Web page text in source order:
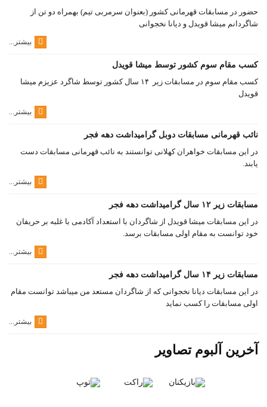
حضور در مسابقات قهرمانی کشور (بعنوان سرمربی تیم) بهمراه دو تن از
شاگردانم میشا قویدل و دیانا نخجوانی
بیشتر...
کسب مقام سوم کشور توسط میشا قویدل
کسب مقام سوم در مسابقات زیر ۱۴ سال کشور توسط شاگرد عزیزم میشا
قویدل
بیشتر...
نائب قهرمانی مسابقات دوبل گرامیداشت دهه فجر
در این مسابقات خواهران کهلانی توانستند به نائب قهرمانی مسابقات دست
یابند.
بیشتر...
مسابقات زیر ۱۲ سال گرامیداشت دهه فجر
در این مسابقات میشا قویدل از شاگردان با استعداد آکادمی با غلبه بر حریفان
خود توانست به مقام اولی مسابقات برسد.
بیشتر...
مسابقات زیر ۱۴ سال گرامیداشت دهه فجر
در این مسابقات دیانا نخجوانی که از شاگردان مستعد من میباشد توانست مقام
اولی مسابقات را کسب نماید
بیشتر...
آخرین آلبوم تصاویر